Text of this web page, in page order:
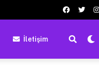
İletişim